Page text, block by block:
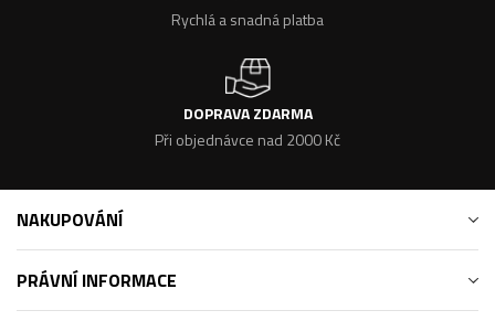
Rychlá a snadná platba
DOPRAVA ZDARMA
Při objednávce nad 2000 Kč
NAKUPOVÁNÍ
PRÁVNÍ INFORMACE